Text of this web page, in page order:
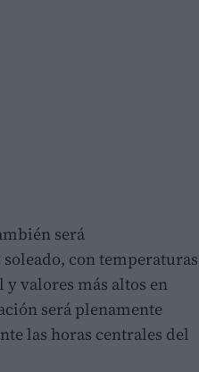
será
con temperaturas
y valores más altos en
será plenamente
las horas centrales del